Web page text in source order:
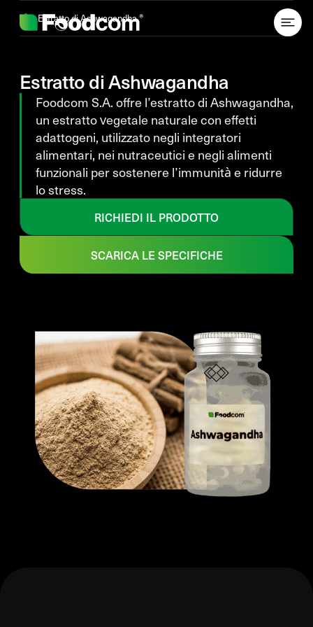
Estratto di Ashwagandha
Estratto di Ashwagandha
Foodcom S.A. offre l’estratto di Ashwagandha,
un estratto vegetale naturale con effetti
adattogeni, utilizzato negli integratori
alimentari, nei nutraceutici e negli alimenti
funzionali per sostenere l’immunità e ridurre
lo stress.
RICHIEDI IL PRODOTTO
SCARICA LE SPECIFICHE